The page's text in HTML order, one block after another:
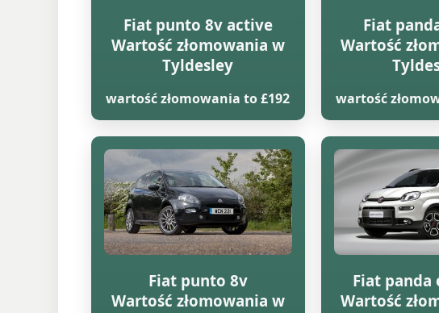
Fiat punto 8v active
Wartość złomowania w
Tyldesley
wartość złomowania to £192
Fiat
Wartość
wartość
Fiat punto 8v
Wartość złomowania w
Fiat panda
Wartość